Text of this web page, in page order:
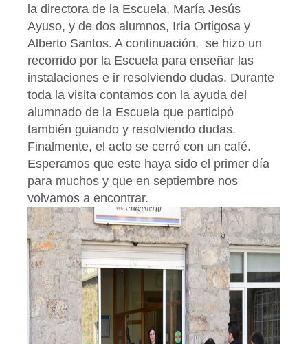
la directora de la Escuela, María Jesús
Ayuso, y de dos alumnos, Iría Ortigosa y
Alberto Santos. A continuación, se hizo un
recorrido por la Escuela para enseñar las
instalaciones e ir resolviendo dudas. Durante
toda la visita contamos con la ayuda del
alumnado de la Escuela que participó
también guiando y resolviendo dudas.
Finalmente, el acto se cerró con un café.
Esperamos que este haya sido el primer día
para muchos y que en septiembre nos
volvamos a encontrar.